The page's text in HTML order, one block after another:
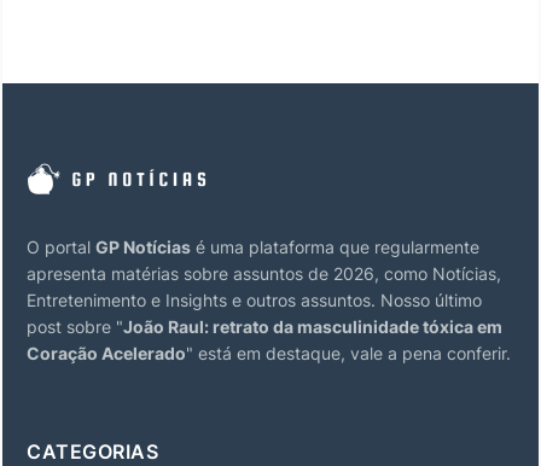
O portal GP Notícias é uma plataforma que regularmente
apresenta matérias sobre assuntos de 2026, como Notícias,
Entretenimento e Insights e outros assuntos. Nosso último
post sobre "João Raul: retrato da masculinidade tóxica em
Coração Acelerado" está em destaque, vale a pena conferir.
CATEGORIAS